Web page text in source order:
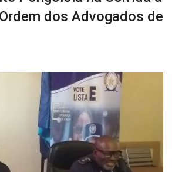
dos Advogados de